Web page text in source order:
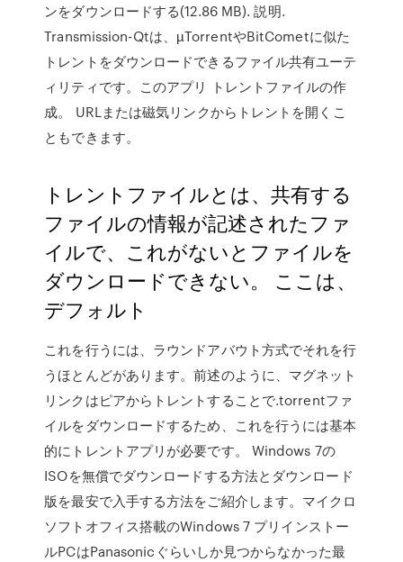
ンをダウンロードする(12.86 MB). 説明.
Transmission-Qtは、µTorrentやBitCometに似た
トレントをダウンロードできるファイル共有ユーテ
ィリティです。このアプリ トレントファイルの作
成。 URLまたは磁気リンクからトレントを開くこ
ともできます。
トレントファイルとは、共有する
ファイルの情報が記述されたファ
イルで、これがないとファイルを
ダウンロードできない。 ここは、
デフォルト
これを行うには、ラウンドアバウト方式でそれを行
うほとんどがあります。前述のように、マグネット
リンクはピアからトレントすることで.torrentファ
イルをダウンロードするため、これを行うには基本
的にトレントアプリが必要です。 Windows 7の
ISOを無償でダウンロードする方法とダウンロード
版を最安で入手する方法をご紹介します。マイクロ
ソフトオフィス搭載のWindows 7 プリインストー
ルPCはPanasonicぐらいしか見つからなかった最